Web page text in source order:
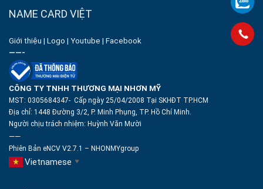
NAME CARD VIỆT
Giới thiệu | Logo | Youtube | Facebook
——-
CÔNG TY TNHH THƯƠNG MẠI NHƠN MỸ
MST: 0305684347- Cấp ngày 25/04/2008 Tại SKHĐT TP.HCM
Địa chỉ: 1448 Đường 3/2, P. Minh Phụng, TP. Hồ Chí Minh.
Người chịu trách nhiệm: Huỳnh Văn Mười
——
Phiên Bản eNCV V2.7.1 – NHONMYgroup
Vietnamese ▼